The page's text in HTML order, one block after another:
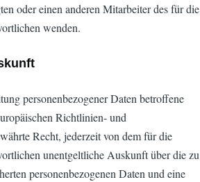
oder einen anderen Mitarbeiter des für die
wenden.
personenbezogener Daten betroffene
Richtlinien- und
Recht, jederzeit von dem für die
unentgeltliche Auskunft über die zu
personenbezogenen Daten und eine